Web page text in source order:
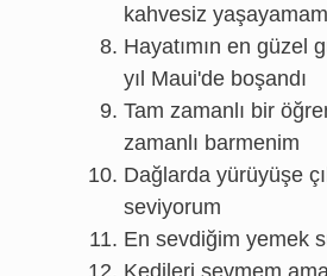
kahvesiz yaşayamam
Hayatımın en güzel
yıl Maui'de boşandı
Tam zamanlı bir
zamanlı barmenim
Dağlarda yürüyüşe
seviyorum
En sevdiğim yemek
Kedileri sevmem